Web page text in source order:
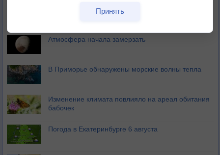
Приложение построит маршрут через тень
Атмосфера начала замерзать
В Приморье обнаружены морские волны тепла
Изменение климата повлияло на ареал обитания
бабочек
Погода в Екатеринбурге 6 августа
Принять